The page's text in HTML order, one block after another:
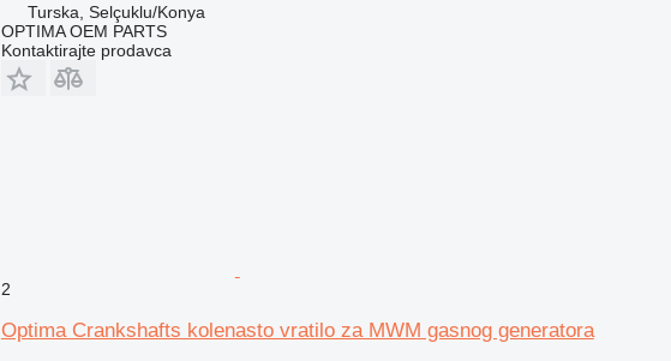
Turska, Selçuklu/Konya
OPTIMA OEM PARTS
Kontaktirajte prodavca
2
Optima Crankshafts kolenasto vratilo za MWM gasnog generatora